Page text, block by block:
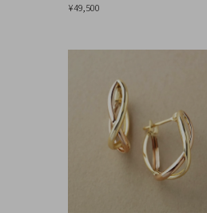
¥49,500